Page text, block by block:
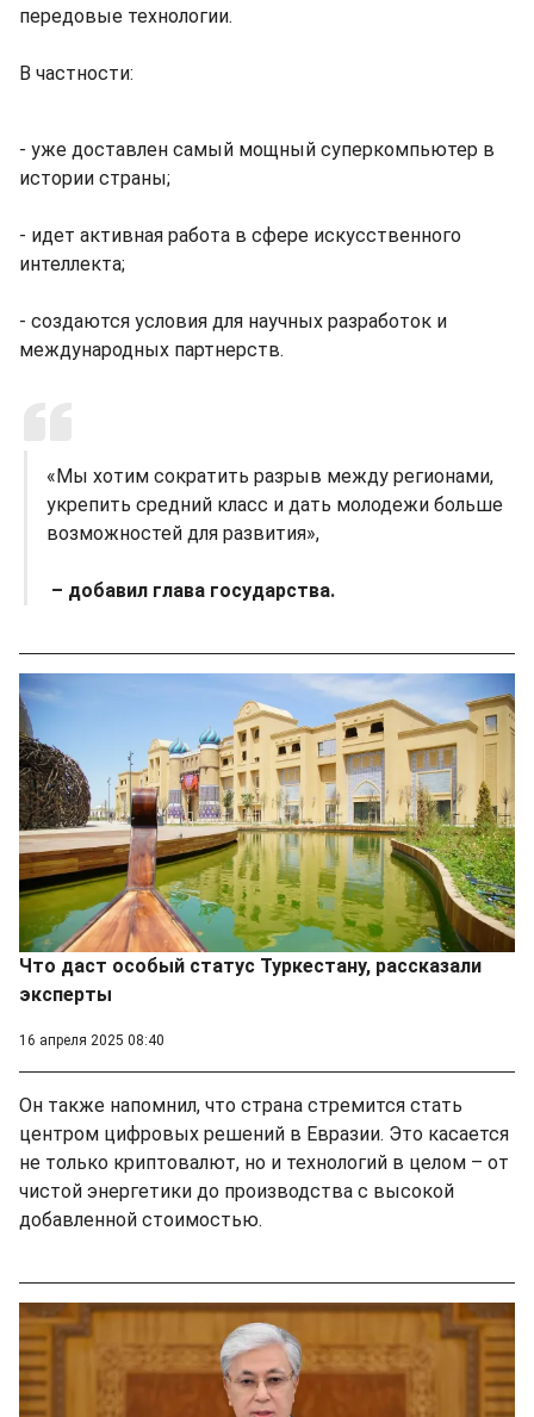
передовые технологии.
В частности:
- уже доставлен самый мощный суперкомпьютер в
истории страны;
- идет активная работа в сфере искусственного
интеллекта;
- создаются условия для научных разработок и
международных партнерств.
«Мы хотим сократить разрыв между регионами,
укрепить средний класс и дать молодежи больше
возможностей для развития»,
– добавил глава государства.
Что даст особый статус Туркестану, рассказали
эксперты
16 апреля 2025 08:40
Он также напомнил, что страна стремится стать
центром цифровых решений в Евразии. Это касается
не только криптовалют, но и технологий в целом – от
чистой энергетики до производства с высокой
добавленной стоимостью.